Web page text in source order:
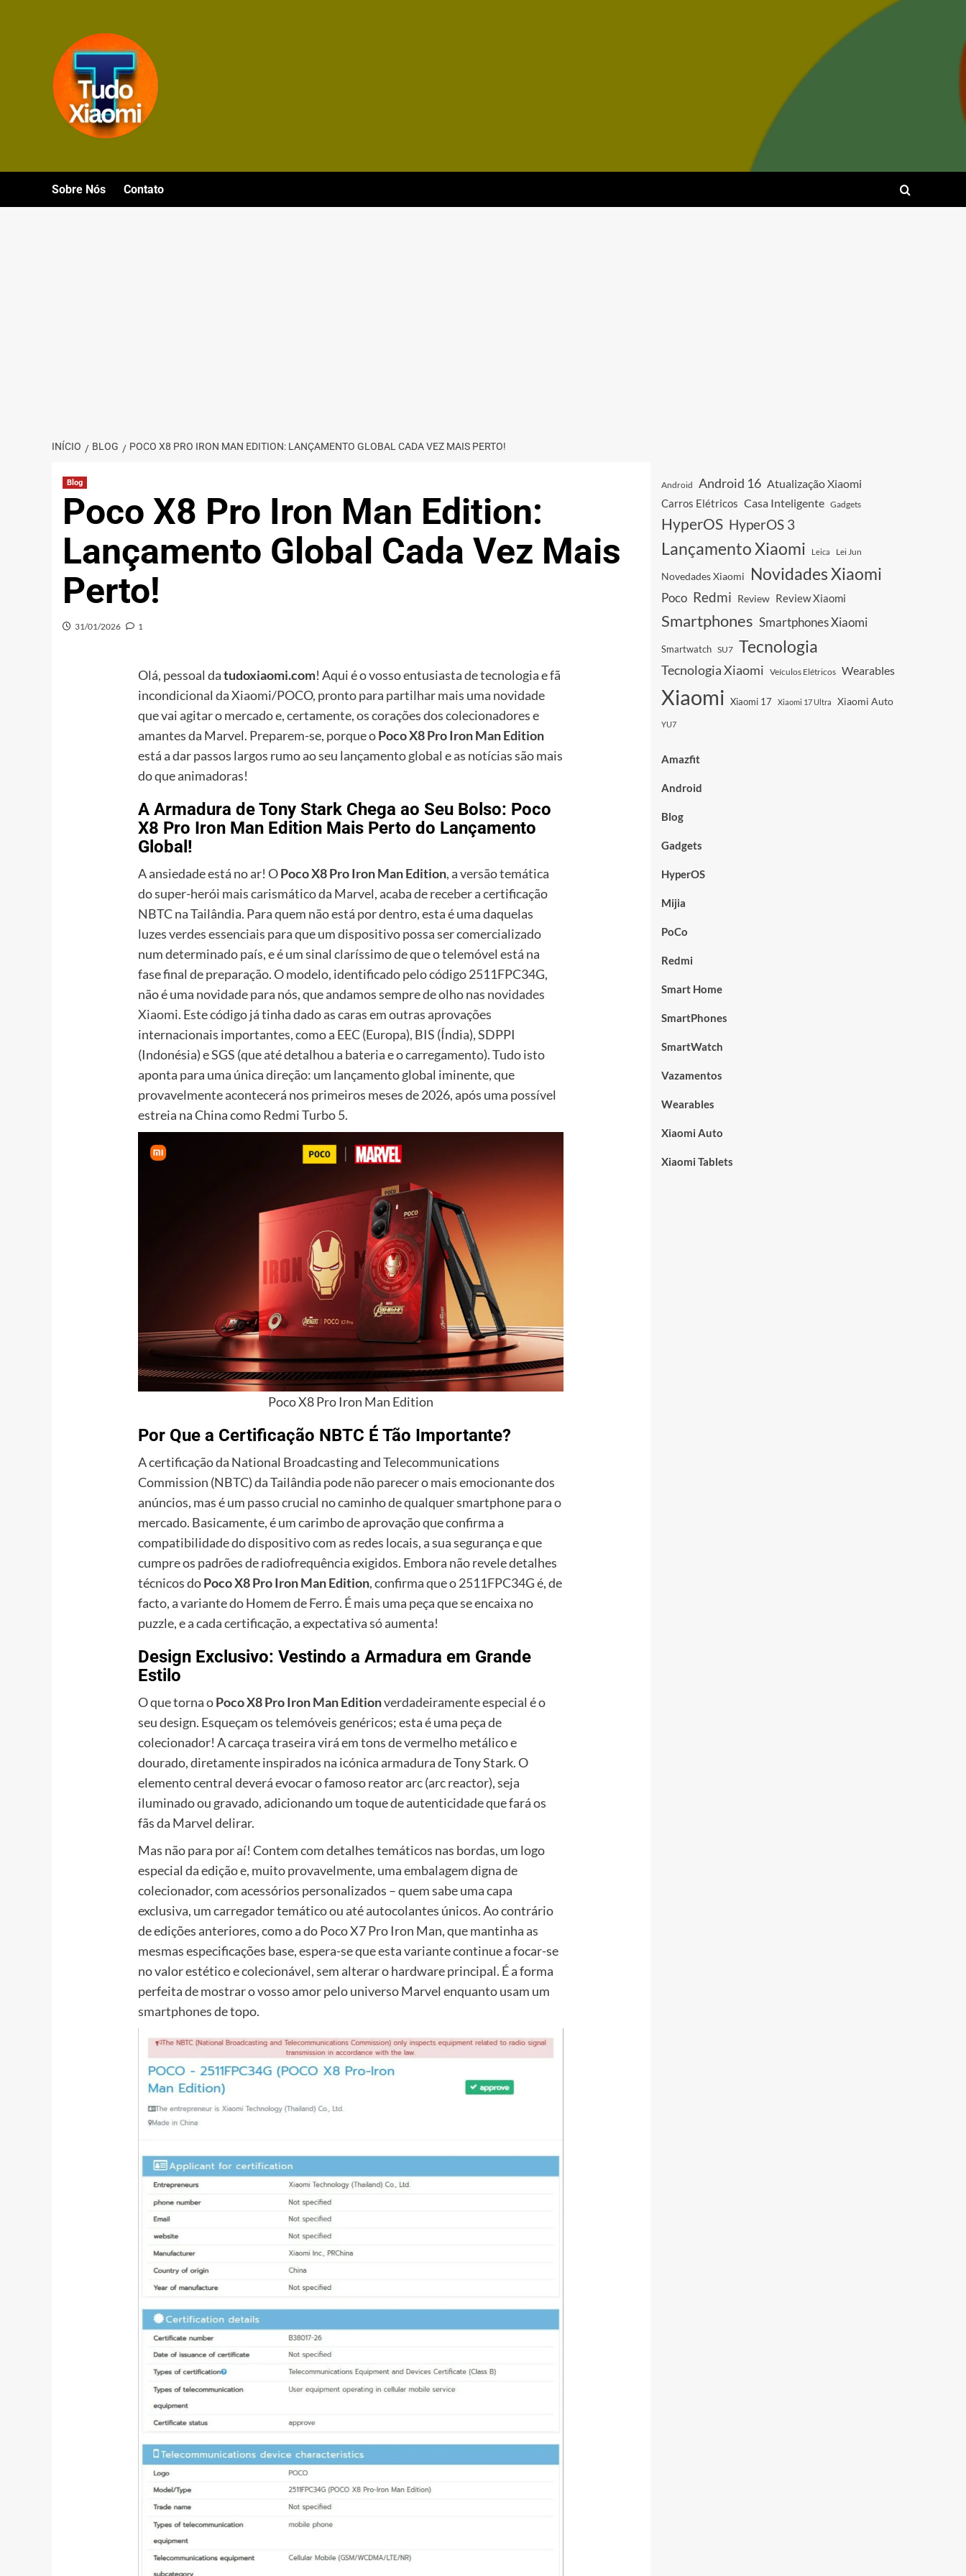
Sobre Nós Contato
INÍCIO BLOG POCO X8 PRO IRON MAN EDITION: LANÇAMENTO GLOBAL CADA VEZ MAIS PERTO!
Blog
Poco X8 Pro Iron Man Edition:
Lançamento Global Cada Vez Mais
Perto!
31/01/2026 1
Olá, pessoal datudoxiaomi.com! Aqui é o vosso entusiasta de tecnologia e fã
incondicional da Xiaomi/POCO, pronto para partilhar mais uma novidade
que vai agitar o mercado e, certamente, os corações dos colecionadores e
amantes da Marvel. Preparem-se, porque oPoco X8 Pro Iron Man Edition
está a dar passos largos rumo ao seu lançamento global e as notícias são mais
do que animadoras!
A Armadura de Tony Stark Chega ao Seu Bolso: Poco
X8 Pro Iron Man Edition Mais Perto do Lançamento
Global!
A ansiedade está no ar! OPoco X8 Pro Iron Man Edition, a versão temática
do super-herói mais carismático da Marvel, acaba de receber a certificação
NBTC na Tailândia. Para quem não está por dentro, esta é uma daquelas
luzes verdes essenciais para que um dispositivo possa ser comercializado
num determinado país, e é um sinal claríssimo de que o telemóvel está na
fase final de preparação. O modelo, identificado pelo código 2511FPC34G,
não é uma novidade para nós, que andamos sempre de olho nas novidades
Xiaomi. Este código já tinha dado as caras em outras aprovações
internacionais importantes, como a EEC (Europa), BIS (Índia), SDPPI
(Indonésia) e SGS (que até detalhou a bateria e o carregamento). Tudo isto
aponta para uma única direção: um lançamento global iminente, que
provavelmente acontecerá nos primeiros meses de 2026, após uma possível
estreia na China como Redmi Turbo 5.
Poco X8 Pro Iron Man Edition
Por Que a Certificação NBTC É Tão Importante?
A certificação da National Broadcasting and Telecommunications
Commission (NBTC) da Tailândia pode não parecer o mais emocionante dos
anúncios, mas é um passo crucial no caminho de qualquer smartphone para o
mercado. Basicamente, é um carimbo de aprovação que confirma a
compatibilidade do dispositivo com as redes locais, a sua segurança e que
cumpre os padrões de radiofrequência exigidos. Embora não revele detalhes
técnicos doPoco X8 Pro Iron Man Edition, confirma que o 2511FPC34G é, de
facto, a variante do Homem de Ferro. É mais uma peça que se encaixa no
puzzle, e a cada certificação, a expectativa só aumenta!
Design Exclusivo: Vestindo a Armadura em Grande
Estilo
O que torna oPoco X8 Pro Iron Man Editionverdadeiramente especial é o
seu design. Esqueçam os telemóveis genéricos; esta é uma peça de
colecionador! A carcaça traseira virá em tons de vermelho metálico e
dourado, diretamente inspirados na icónica armadura de Tony Stark. O
elemento central deverá evocar o famoso reator arc (arc reactor), seja
iluminado ou gravado, adicionando um toque de autenticidade que fará os
fãs da Marvel delirar.
Mas não para por aí! Contem com detalhes temáticos nas bordas, um logo
especial da edição e, muito provavelmente, uma embalagem digna de
colecionador, com acessórios personalizados – quem sabe uma capa
exclusiva, um carregador temático ou até autocolantes únicos. Ao contrário
de edições anteriores, como a do Poco X7 Pro Iron Man, que mantinha as
mesmas especificações base, espera-se que esta variante continue a focar-se
no valor estético e colecionável, sem alterar o hardware principal. É a forma
perfeita de mostrar o vosso amor pelo universo Marvel enquanto usam um
smartphonesde topo.
Android Android 16 Atualização Xiaomi
Carros Elétricos Casa Inteligente Gadgets
HyperOS HyperOS 3
Lançamento Xiaomi Leica Lei Jun
Novedades Xiaomi Novidades Xiaomi
Poco Redmi Review Review Xiaomi
Smartphones Smartphones Xiaomi
Smartwatch SU7 Tecnologia
Tecnologia Xiaomi Veículos Elétricos Wearables
Xiaomi Xiaomi 17 Xiaomi 17 Ultra Xiaomi Auto
YU7
Amazfit
Android
Blog
Gadgets
HyperOS
Mijia
PoCo
Redmi
Smart Home
SmartPhones
SmartWatch
Vazamentos
Wearables
Xiaomi Auto
Xiaomi Tablets